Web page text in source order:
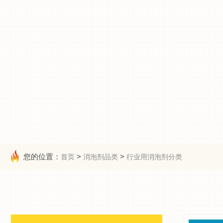
您的位置： 首页 > 消泡剂品类 > 行业用消泡剂分类